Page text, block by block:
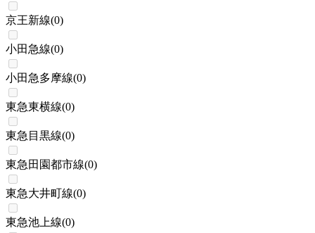
京王新線(0)
小田急線(0)
小田急多摩線(0)
東急東横線(0)
東急目黒線(0)
東急田園都市線(0)
東急大井町線(0)
東急池上線(0)